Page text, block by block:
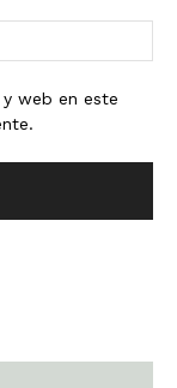
web en este